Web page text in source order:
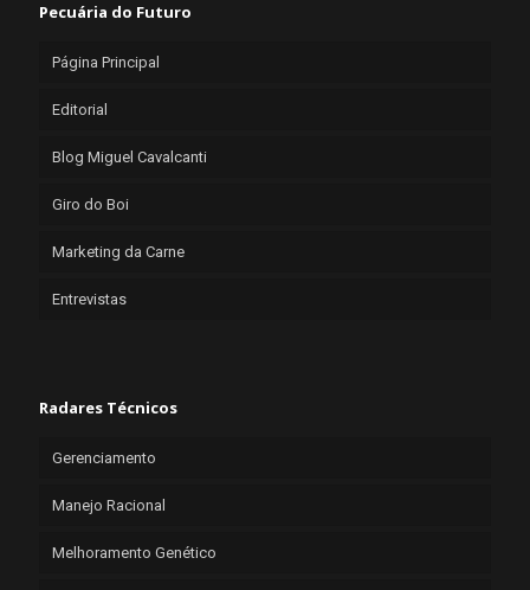
Pecuária do Futuro
Página Principal
Editorial
Blog Miguel Cavalcanti
Giro do Boi
Marketing da Carne
Entrevistas
Radares Técnicos
Gerenciamento
Manejo Racional
Melhoramento Genético